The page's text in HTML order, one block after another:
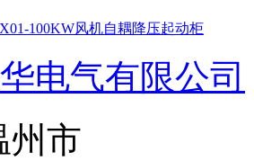
100KW风机自耦降压起动柜
电气有限公司
州市